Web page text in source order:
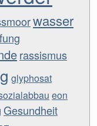
wasser
rassismus
glyphosat
eon
Gesundheit